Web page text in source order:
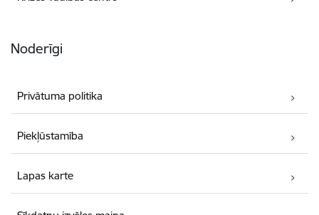
Noderīgi
Privātuma politika
Piekļūstamība
Lapas karte